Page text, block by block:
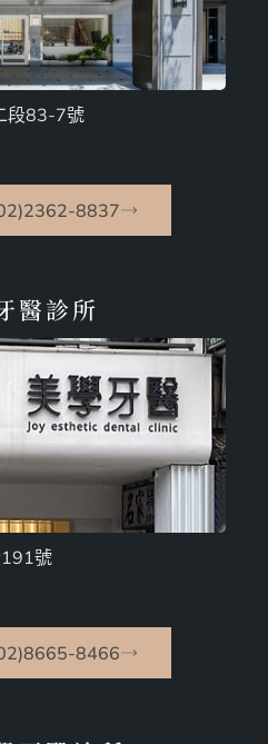
段83-7號
8837
醫診所
號
8466